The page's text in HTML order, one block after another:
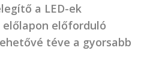
a LED-ek
előforduló
téve a gyorsabb